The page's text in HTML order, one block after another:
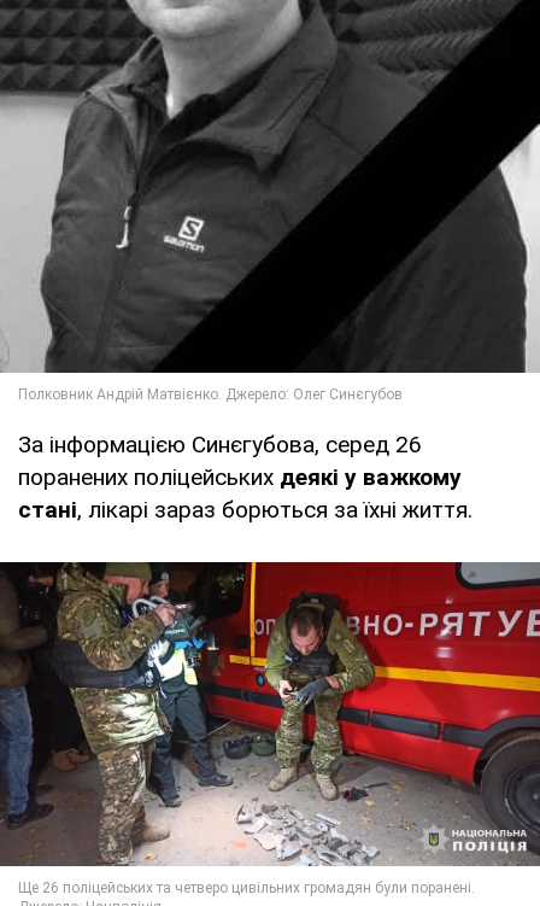
За інформацією Синєгубова, серед 26
поранених поліцейських деякі у важкому
стані, лікарі зараз борються за їхні життя.